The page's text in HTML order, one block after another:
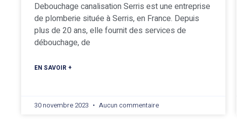
Debouchage canalisation Serris est une entreprise
de plomberie située à Serris, en France. Depuis
plus de 20 ans, elle fournit des services de
débouchage, de
EN SAVOIR +
30 novembre 2023 Aucun commentaire